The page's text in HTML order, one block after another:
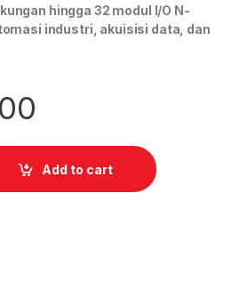
hingga 32 modul I/O N-
industri, akuisisi data, dan
BL210 quantity
Add to cart